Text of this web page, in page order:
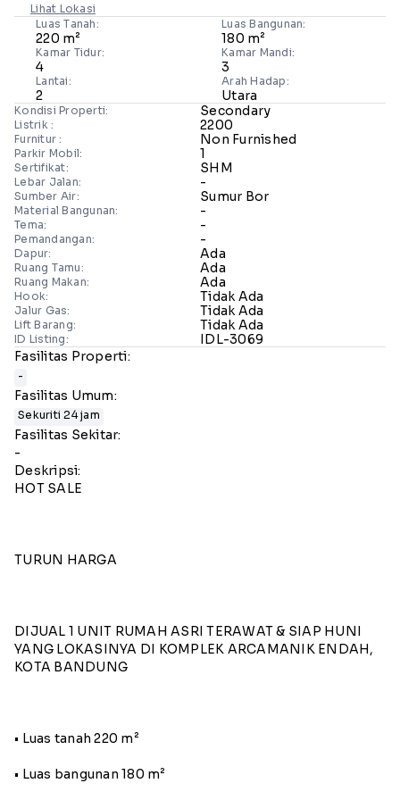
Lihat Lokasi
Luas Tanah:
220 m²
Luas Bangunan:
180 m²
Kamar Tidur:
4
Kamar Mandi:
3
Lantai:
2
Arah Hadap:
Utara
Kondisi Properti: Secondary
Listrik : 2200
Furnitur : Non Furnished
Parkir Mobil: 1
Sertifikat: SHM
Lebar Jalan: -
Sumber Air: Sumur Bor
Material Bangunan: -
Tema: -
Pemandangan: -
Dapur: Ada
Ruang Tamu: Ada
Ruang Makan: Ada
Hook: Tidak Ada
Jalur Gas: Tidak Ada
Lift Barang: Tidak Ada
ID Listing:
IDL-3069
Fasilitas Properti:
-
Fasilitas Umum:
Sekuriti 24 jam
Fasilitas Sekitar:
-
Deskripsi:
HOT SALE
TURUN HARGA
DIJUAL 1 UNIT RUMAH ASRI TERAWAT & SIAP HUNI
YANG LOKASINYA DI KOMPLEK ARCAMANIK ENDAH,
KOTA BANDUNG
• Luas tanah 220 m²
• Luas bangunan 180 m²